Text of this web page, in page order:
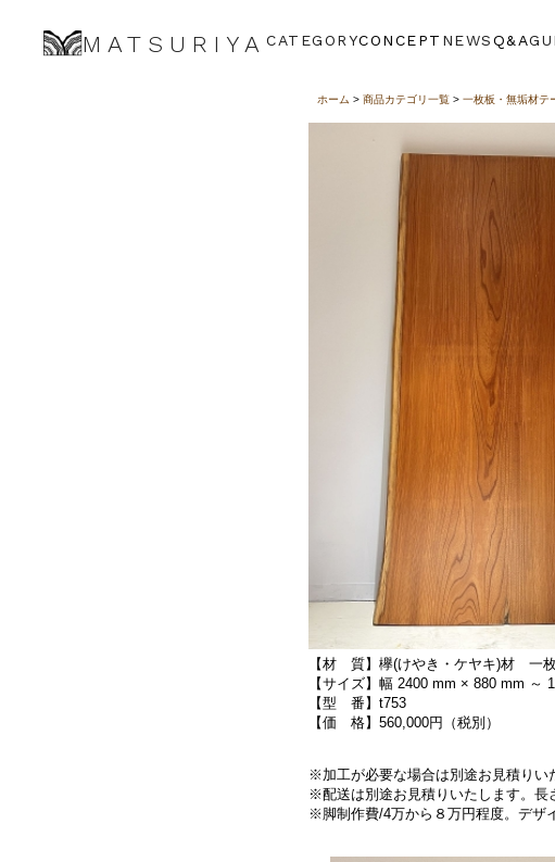
MATSURIYA CATEGORYCONCEPT NEWSQ&A
ホーム > 商品カテゴリ一覧> 一枚板・無垢材テ
【材 質】欅(けやき・ケヤキ)材 一
【サイズ】幅 2400 mm × 880 mm ～
【型 番】t753
【価 格】560,000円（税別）
※加工が必要な場合は別途お見積りい
※配送は別途お見積りいたします。長
※脚制作費/4万から８万円程度。デザ